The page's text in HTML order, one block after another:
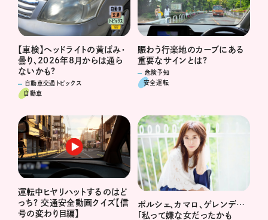
【車検】ヘッドライトの黄ばみ・
曇り、2026年8月からは通ら
ないかも?
自動車交通トピックス
自動車
賑わう行楽地のカーブにある
重要なサインとは?
危険予知
安全運転
運転中ヒヤリハットするのはど
っち? 交通安全動画クイズ【信
号の変わり目編】
ポルシェ、カマロ、ゲレンデ…
「私って嫌な女だったかも